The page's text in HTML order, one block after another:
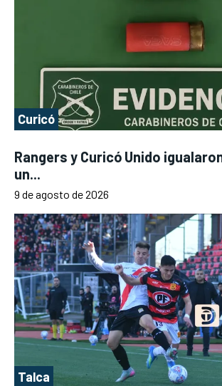
Curicó
Rangers y Curicó Unido
un...
9 de agosto de 2026
Talca